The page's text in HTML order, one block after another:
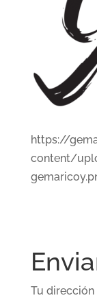
https://
content/
Tu